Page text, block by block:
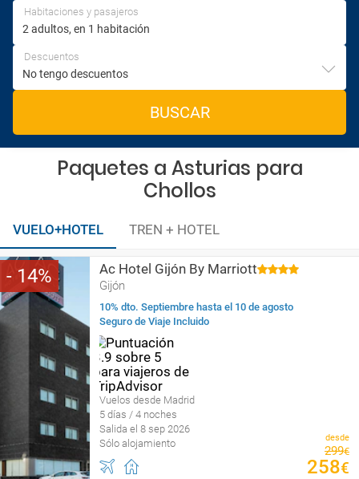
Habitaciones y pasajeros
Descuentos
BUSCAR
Paquetes a Asturias para
Chollos
VUELO+HOTEL TREN + HOTEL
14 Ac Hotel Gijón By Marriott
Gijón
10% dto. Septiembre hasta el 10 de agosto
Seguro de Viaje Incluido
Vuelos desde Madrid
5 días / 4 noches
Salida el 8 sep 2026
Sólo alojamiento
desde
299€
258€